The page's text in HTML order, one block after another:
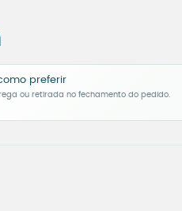
preferir
ou retirada no fechamento do pedido.